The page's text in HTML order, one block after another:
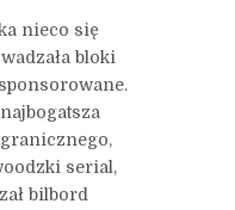
nieco się
bloki
serial,
bilbord